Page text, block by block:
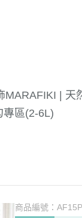
MARAFIKI | 天
專區(2-6L)
商品編號：